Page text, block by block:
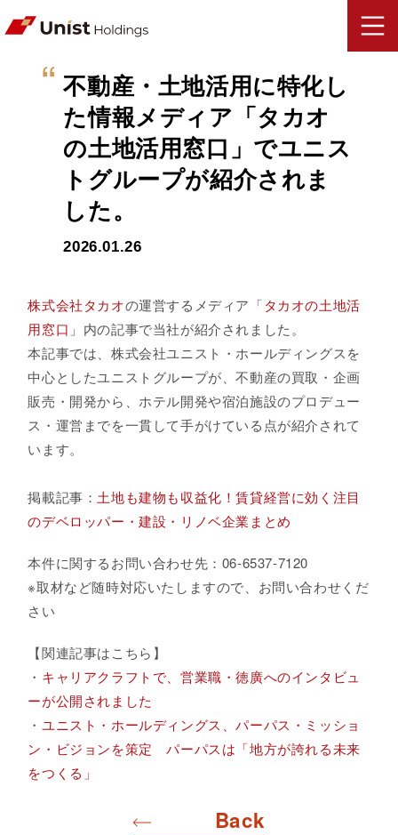
不動産・土地活用に特化し
た情報メディア「タカオ
の土地活用窓口」でユニス
トグループが紹介されま
した。
2026.01.26
株式会社タカオの運営するメディア「タカオの土地活
用窓口 」内の記事で当社が紹介されました。
本記事では、株式会社ユニスト・ホールディングスを
中心としたユニストグループが、不動産の買取・企画
販売・開発から、ホテル開発や宿泊施設のプロデュー
ス・運営までを一貫して手がけている点が紹介されて
います。
掲載記事： 土地も建物も収益化！賃貸経営に効く注目
のデベロッパー・建設・リノベ企業まとめ
本件に関するお問い合わせ先：06-6537-7120
※取材など随時対応いたしますので、お問い合わせくだ
さい
【関連記事はこちら】
・ キャリアクラフトで、営業職・徳廣へのインタビュ
ーが公開されました
・ ユニスト・ホールディングス、パーパス・ミッショ
ン・ビジョンを策定 パーパスは「地方が誇れる未来
をつくる」
Back